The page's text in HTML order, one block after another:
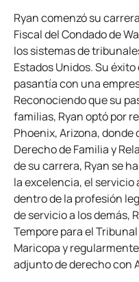
Ryan comenzó su
Fiscal del Condado de
los sistemas de
Estados Unidos. Su
pasantía con una
Reconociendo que su
familias, Ryan optó por
Phoenix, Arizona,
Derecho de Familia y
de su carrera, Ryan se
la excelencia, el servicio
dentro de la profesión
de servicio a los demás,
Tempore para el
Maricopa y
adjunto de derecho con